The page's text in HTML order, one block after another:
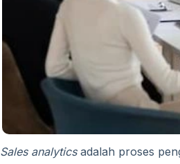
Sales analyticsadalah proses